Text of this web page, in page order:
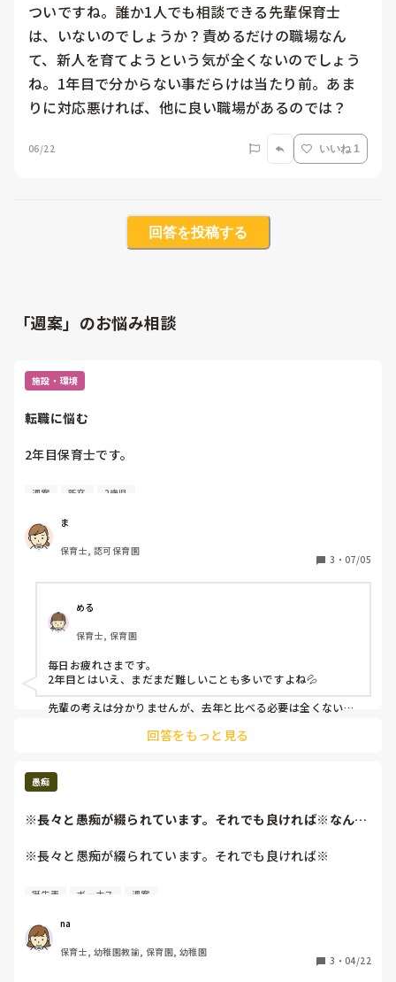
ついですね。誰か1人でも相談できる先輩保育士
は、いないのでしょうか？責めるだけの職場なん
て、新人を育てようという気が全くないのでしょう
ね。1年目で分からない事だらけは当たり前。あま
りに対応悪ければ、他に良い職場があるのでは？
06/22 いいね 1
回答を投稿する
「週案」のお悩み相談
施設・環境
転職に悩む
2年目保育士です。
現在は、大規模園で働いています。
まとめるのが今だに苦手です><
1年目に比べたらできることも少しずつ
今年も去年も同じ2歳児クラスだったため、
去年、〇〇どうだった？と聞かれることが
多いのですが、その時は必死だったのか
記憶が曖昧で思い出せないことも多く、
頼りないなと思われてるのかな
と自分で思います。
自分には、大規模より小規模の方が
なかなかよい求人も見つからず…と
もっと余裕を持った保育がしたいと思う
ないのでしょうか。
週案 新卒 2歳児
ま
保育士, 認可保育園
3 ・ 07/05
める
保育士, 保育園
毎日お疲れさまです。
2年目とはいえ、まだまだ難しいことも多いですよね💦
先輩の考えは分かりませんが、去年と比べる必要は全くないと
目の前の子どものことを第一に考えて、保育していくことで、
大規模園だとどうしても1人に関われる時間も減ってしまうの
が事実ですよね。
し続けつつ、今の園でも少しずつ頑張れるところを探してみて
回答をもっと見る
愚痴
※長々と愚痴が綴られています。それでも良ければ※なんで
※長々と愚痴が綴られています。それでも良ければ※
なんでも電子化にすりゃいいってもんじゃない。
児どうやって入力しろと？笑
正職も午睡してる部屋には誰か一人いなきゃいけないからい
てもらっていいー？とか言う割に、
誕生表 ボーナス 週案
na
保育士, 幼稚園教諭, 保育園, 幼稚園
3 ・ 04/22